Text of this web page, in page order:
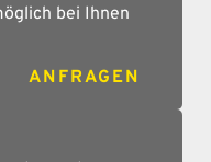
bei Ihnen
ANFRAGEN